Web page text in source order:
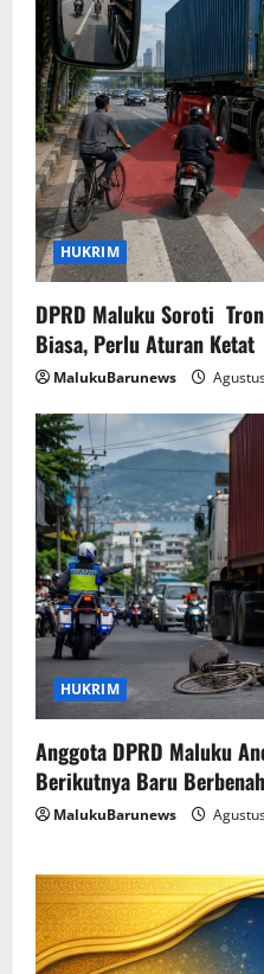
HUKRIM
DPRD Maluku Soroti
Biasa, Perlu Aturan Ketat
MalukuBarunews
HUKRIM
Anggota DPRD Maluku
Berikutnya Baru Berbenah
MalukuBarunews